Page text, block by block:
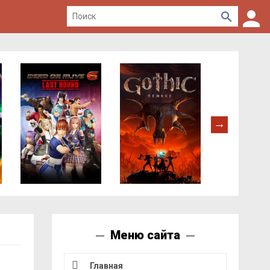
Меню сайта
Главная